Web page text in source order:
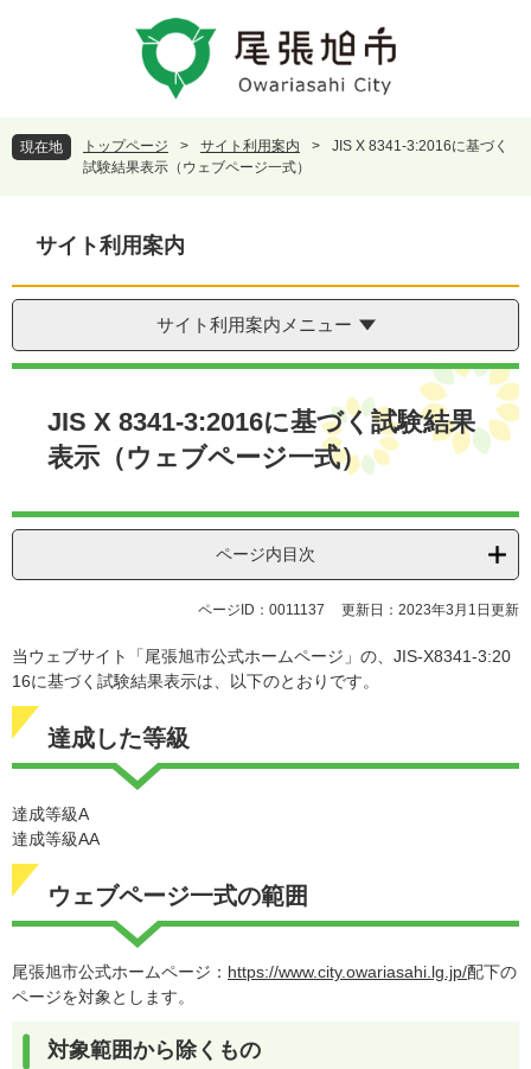
頭
で
飛
ば
へ
現在地 トップページ > サイト利用案内 >
JIS X 8341-3:2016に基づく
試験結果表示（ウェブページ一式）
サイト利用案内
サイト利用案内メニュー
本
JIS X 8341-3:2016に基づく試験結果
表示（ウェブページ一式）
ページ内目次
ページID：0011137 更新日：2023年3月1日更新
​当ウェブサイト「尾張旭市公式ホームページ」の、JIS-X8341-3:20
16に基づく試験結果表示は、以下のとおりです。
達成した等級
達成等級A
達成等級AA
ウェブページ一式の範囲
尾張旭市公式ホームページ： https://www.city.owariasahi.lg.jp/​配下の
ページを対象とします。
対象範囲から除くもの